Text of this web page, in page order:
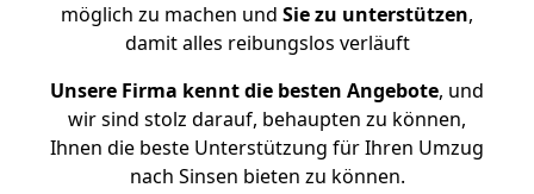
möglich zu machen und Sie zu unterstützen,
damit alles reibungslos verläuft
Unsere Firma kennt die besten Angebote, und
wir sind stolz darauf, behaupten zu können,
Ihnen die beste Unterstützung für Ihren Umzug
nach Sinsen bieten zu können.